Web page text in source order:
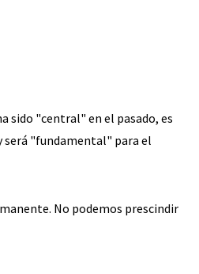
sido "central" en el pasado, es
será "fundamental" para el
No podemos prescindir